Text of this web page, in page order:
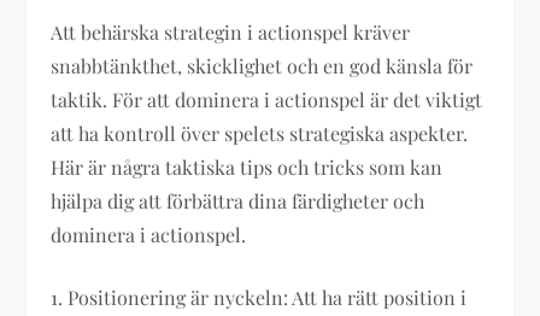
Att behärska strategin i actionspel kräver
snabbtänkthet, skicklighet och en god känsla för
taktik. För att dominera i actionspel är det viktigt
att ha kontroll över spelets strategiska aspekter.
Här är några taktiska tips och tricks som kan
hjälpa dig att förbättra dina färdigheter och
dominera i actionspel.
1. Positionering är nyckeln: Att ha rätt position i